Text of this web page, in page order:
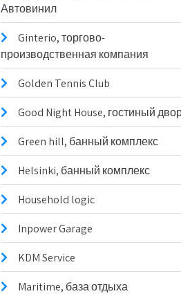
Автовинил
Ginterio, торгово-
производственная компания
Golden Tennis Club
Good Night House, гостиный
Green hill, банный комплекс
Helsinki, банный комплекс
Household logic
Inpower Garage
KDM Service
Maritime, база отдыха